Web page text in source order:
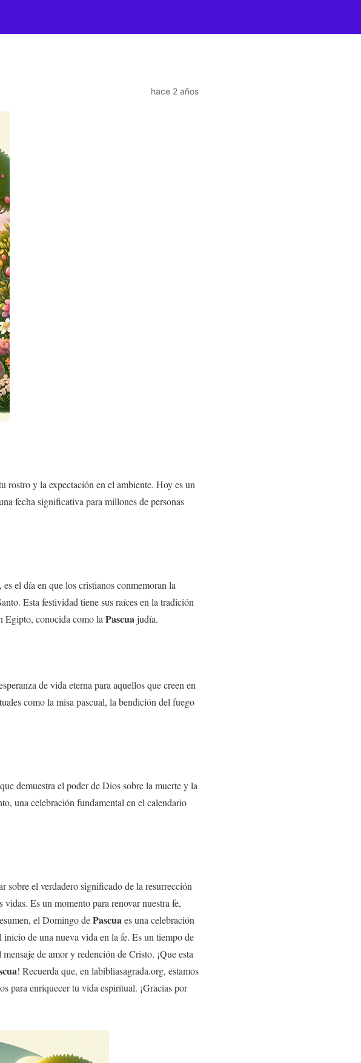
hace 2 años
rostro y la expectación en el ambiente. Hoy es un
fecha significativa para millones de personas
, es el día en que los cristianos conmemoran la
Esta festividad tiene sus raíces en la tradición
Egipto, conocida como la Pascuajudía.
de vida eterna para aquellos que creen en
como la misa pascual, la bendición del fuego
demuestra el poder de Dios sobre la muerte y la
una celebración fundamental en el calendario
sobre el verdadero significado de la resurrección
vidas. Es un momento para renovar nuestra fe,
el Domingo dePascuaes una celebración
de una nueva vida en la fe. Es un tiempo de
de amor y redención de Cristo. ¡Que esta
! Recuerda que, en labibliasagrada.org, estamos
para enriquecer tu vida espiritual. ¡Gracias por